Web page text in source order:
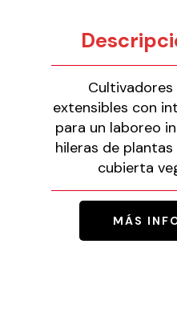
extensibles con
para un laboreo
hileras de
cubierta
MÁS